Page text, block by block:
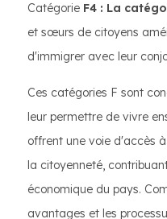
Catégorie F4 : La
et sœurs de citoyens
d'immigrer avec leur
Ces catégories F sont
leur permettre de vivre
offrent une voie d'accès
la citoyenneté,
économique du pays.
avantages et les